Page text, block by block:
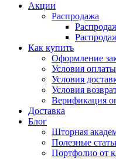
Акции
Распродажа
Как купить
Оформление
Условия оплаты
Условия
Условия
Верификация
Доставка
Блог
Шторная
Полезные
Портфолио от